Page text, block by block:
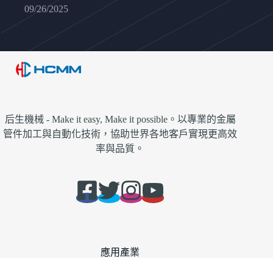
09/26/2025
后生機械 - Make it easy, Make it possible。以專業的金屬
管件加工與自動化技術，協助世界各地客戶實現更高效
率與品質。
應用產業